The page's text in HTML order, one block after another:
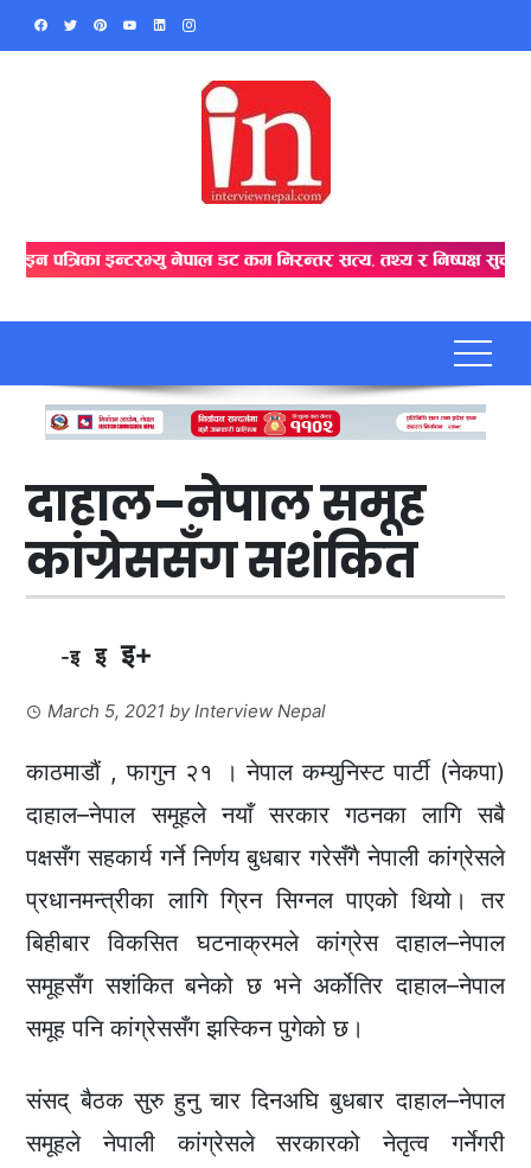
Skip
दाहाल–नेपाल समूह
कांग्रेससँग सशंकित
-इ इ इ+
March 5, 2021 byInterview Nepal
काठमाडौं , फागुन २१ । नेपाल कम्युनिस्ट पार्टी (नेकपा)
दाहाल–नेपाल समूहले नयाँ सरकार गठनका लागि सबै
पक्षसँग सहकार्य गर्ने निर्णय बुधबार गरेसँगै नेपाली कांग्रेसले
प्रधानमन्त्रीका लागि ग्रिन सिग्नल पाएको थियो। तर
बिहीबार विकसित घटनाक्रमले कांग्रेस दाहाल–नेपाल
समूहसँग सशंकित बनेको छ भने अर्कोतिर दाहाल–नेपाल
समूह पनि कांग्रेससँग झस्किन पुगेको छ।
संसद् बैठक सुरु हुनु चार दिनअघि बुधबार दाहाल–नेपाल
समूहले नेपाली कांग्रेसले सरकारको नेतृत्व गर्नेगरी